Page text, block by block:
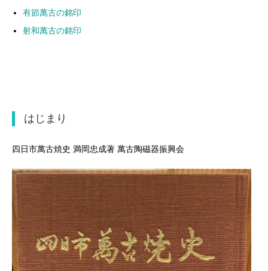
有節萬古の銘印
射和萬古の銘印
はじまり
四日市萬古焼史 満岡忠成著 萬古陶磁器振興会